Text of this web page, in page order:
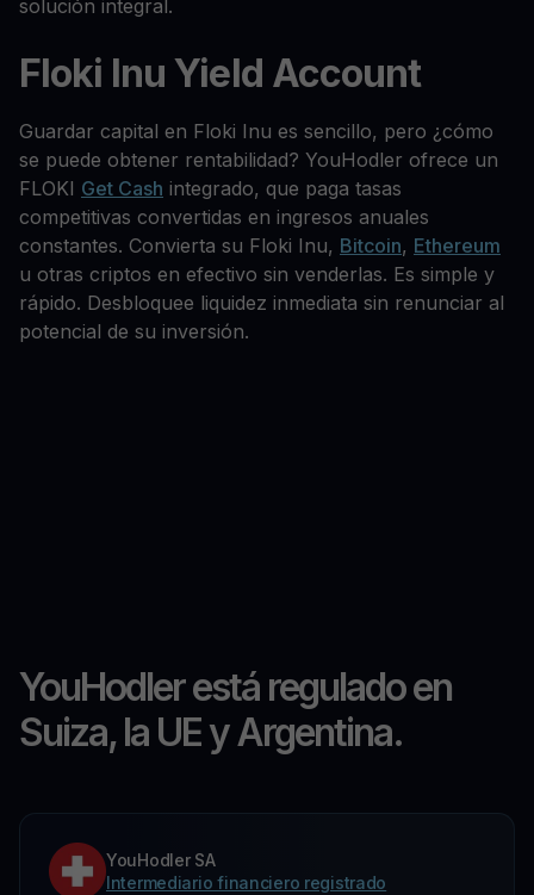
solución integral.
Floki Inu Yield Account
Guardar capital en Floki Inu es sencillo, pero ¿cómo
se puede obtener rentabilidad? YouHodler ofrece un
FLOKI Get Cash integrado, que paga tasas
competitivas convertidas en ingresos anuales
constantes. Convierta su Floki Inu, Bitcoin, Ethereum
u otras criptos en efectivo sin venderlas. Es simple y
rápido. Desbloquee liquidez inmediata sin renunciar al
potencial de su inversión.
YouHodler está regulado en
Suiza, la UE y Argentina.
YouHodler SA
Intermediario financiero registrado